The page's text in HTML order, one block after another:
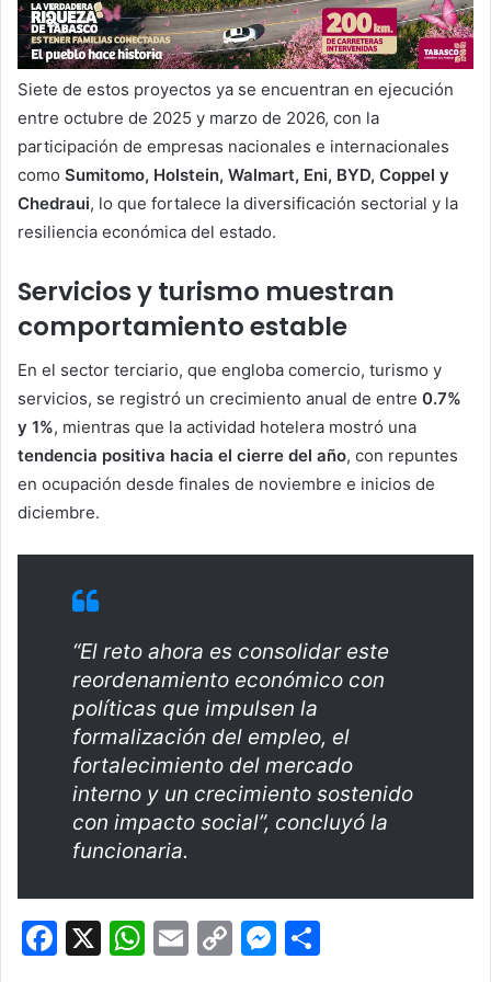
Siete de estos proyectos ya se encuentran en ejecución
entre octubre de 2025 y marzo de 2026, con la
participación de empresas nacionales e internacionales
como Sumitomo, Holstein, Walmart, Eni, BYD, Coppel y
Chedraui, lo que fortalece la diversificación sectorial y la
resiliencia económica del estado.
Servicios y turismo muestran
comportamiento estable
En el sector terciario, que engloba comercio, turismo y
servicios, se registró un crecimiento anual de entre 0.7%
y 1%, mientras que la actividad hotelera mostró una
tendencia positiva hacia el cierre del año, con repuntes
en ocupación desde finales de noviembre e inicios de
diciembre.
“El reto ahora es consolidar este
reordenamiento económico con
políticas que impulsen la
formalización del empleo, el
fortalecimiento del mercado
interno y un crecimiento sostenido
con impacto social”, concluyó la
funcionaria.
F
X
W E
C
M